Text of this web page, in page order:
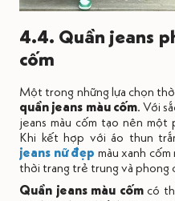
4.4. Quần jeans
cốm
Một trong những lựa chọn
quần jeans màu cốm. Với
jeans màu cốm tạo nên
Khi kết hợp với áo thun
jeans nữ đẹp màu xanh
thời trang trẻ trung và phong
Quần jeans màu cốmcó